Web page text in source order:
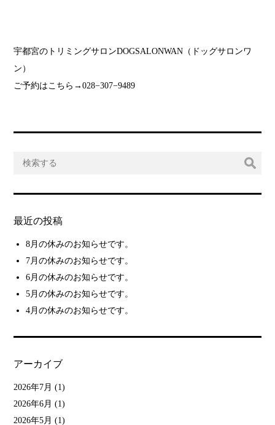
宇都宮のトリミングサロンDOGSALONWAN（ドッグサロンワ
ン）
ご予約はこちら→028−307−9489
最近の投稿
8月の休みのお知らせです。
7月の休みのお知らせです。
6月の休みのお知らせです。
5月の休みのお知らせです。
4月の休みのお知らせです。
アーカイブ
2026年7月 (1)
2026年6月 (1)
2026年5月 (1)